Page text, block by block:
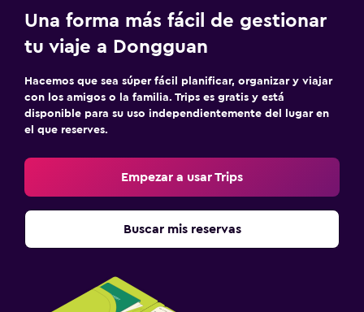
Una forma más fácil de gestionar
tu viaje a Dongguan
Hacemos que sea súper fácil planificar, organizar y viajar
con los amigos o la familia. Trips es gratis y está
disponible para su uso independientemente del lugar en
el que reserves.
Empezar a usar Trips
Buscar mis reservas